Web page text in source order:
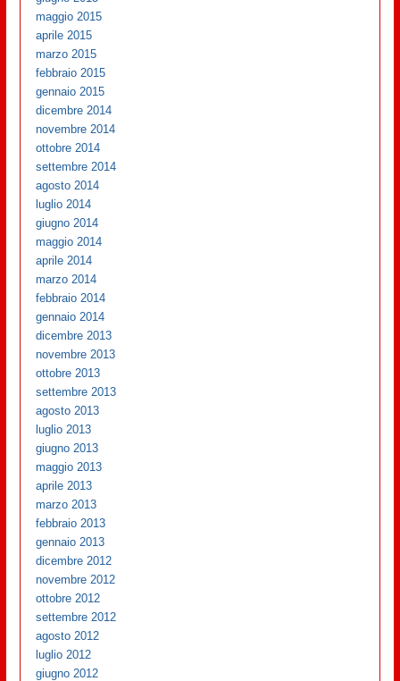
maggio 2015
aprile 2015
marzo 2015
febbraio 2015
gennaio 2015
dicembre 2014
novembre 2014
ottobre 2014
settembre 2014
agosto 2014
luglio 2014
giugno 2014
maggio 2014
aprile 2014
marzo 2014
febbraio 2014
gennaio 2014
dicembre 2013
novembre 2013
ottobre 2013
settembre 2013
agosto 2013
luglio 2013
giugno 2013
maggio 2013
aprile 2013
marzo 2013
febbraio 2013
gennaio 2013
dicembre 2012
novembre 2012
ottobre 2012
settembre 2012
agosto 2012
luglio 2012
giugno 2012